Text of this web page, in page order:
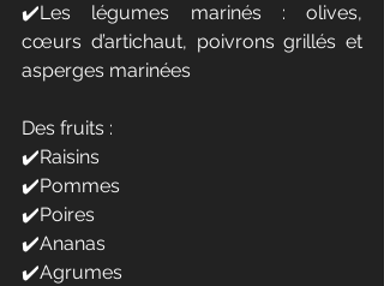
✔️Les légumes marinés : olives,
cœurs d’artichaut, poivrons grillés et
asperges marinées
Des fruits :
✔️Raisins
✔️Pommes
✔️Poires
✔️Ananas
✔️Agrumes